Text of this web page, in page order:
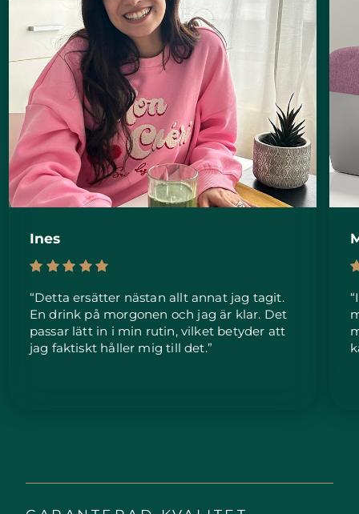
Ines
“Detta ersätter nästan allt annat jag tagit.
En drink på morgonen och jag är klar. Det
passar lätt in i min rutin, vilket betyder att
jag faktiskt håller mig till det.”